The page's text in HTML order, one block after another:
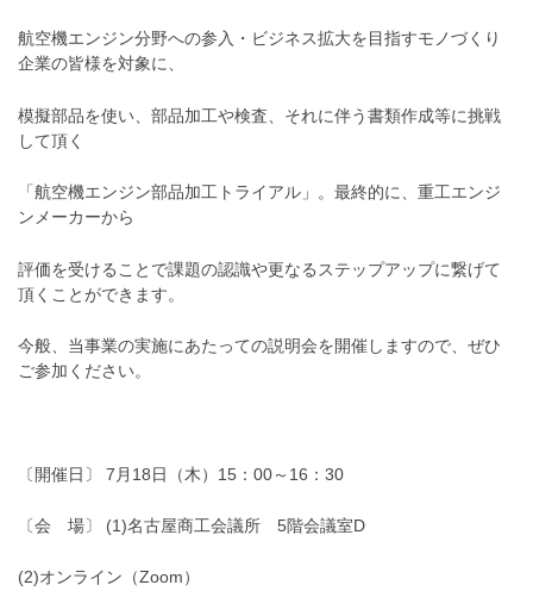
航空機エンジン分野への参入・ビジネス拡大を目指すモノづくり
企業の皆様を対象に、
模擬部品を使い、部品加工や検査、それに伴う書類作成等に挑戦
して頂く
「航空機エンジン部品加工トライアル」。最終的に、重工エンジ
ンメーカーから
評価を受けることで課題の認識や更なるステップアップに繋げて
頂くことができます。
今般、当事業の実施にあたっての説明会を開催しますので、ぜひ
ご参加ください。
〔開催日〕 7月18日（木）15：00～16：30
〔会 場〕 (1)名古屋商工会議所 5階会議室D
(2)オンライン（Zoom）